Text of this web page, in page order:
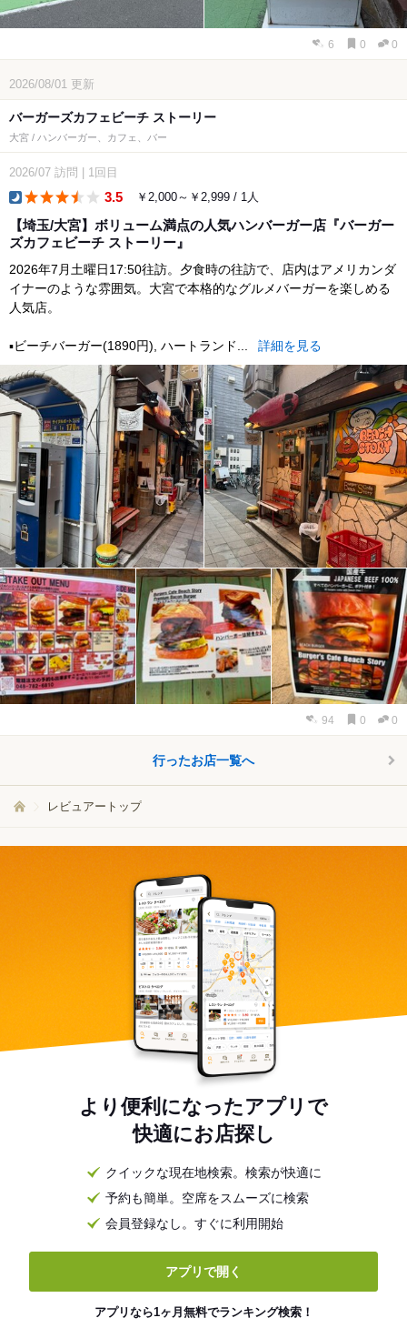
6 0 0
2026/08/01 更新
バーガーズカフェビーチ ストーリー
大宮 / ハンバーガー、カフェ、バー
2026/07 訪問 | 1回目
3.5 ￥2,000～￥2,999 / 1人
【埼玉/大宮】ボリューム満点の人気ハンバーガー店『バーガー
ズカフェビーチ ストーリー』
2026年7月土曜日17:50往訪。夕食時の往訪で、店内はアメリカンダ
イナーのような雰囲気。大宮で本格的なグルメバーガーを楽しめる
人気店。
▪️ビーチバーガー(1890円), ハートランド... 詳細を見る
94 0 0
行ったお店一覧へ
レビュアートップ
より便利になったアプリで
快適にお店探し
クイックな現在地検索。検索が快適に
予約も簡単。空席をスムーズに検索
会員登録なし。すぐに利用開始
アプリで開く
アプリなら1ヶ月無料でランキング検索！